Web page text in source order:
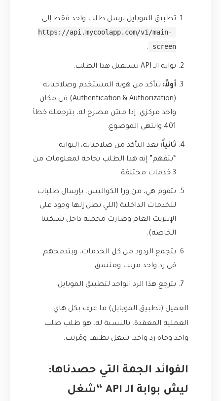
تطبيق الموبايل يرسل طلب واحد فقط إلى:
https://api.mycoolapp.com/v1/main-
screen
.
بوابة الـ API تستقبل هذا الطلب.
أولاً: تتأكد من هوية المستخدم وصلاحياته
(Authentication & Authorization) في مكان
واحد مركزي. إذا مش مصرح له، بترجعله خطأ
401 وانتهى الموضوع.
ثانياً: بعد التأكد من صلاحياته، البوابة
“بتفهم” إنه هذا الطلب بحاجة لمعلومات من
3 خدمات مختلفة.
بتقوم هي، من ورا الكواليس، بإرسال طلبات
للخدمات الداخلية (اللي بطل إلها وجود على
الإنترنت العام وصارت محمية داخل شبكتنا
الخاصة).
بتجمع الردود من كل الخدمات، وبتدمجهم
في رد واحد مرتب ومنسق.
بترجع هذا الرد الواحد لتطبيق الموبايل.
العميل (تطبيق الموبايل) ما عرف بكل هاي
العملية المعقدة. بالنسبة له، هو طلب طلب
واحد وجاه رد واحد. شغل نظيف ومُرتب.
الفوائد الجمة التي حصدناها:
ليش بوابة الـ API “شغل